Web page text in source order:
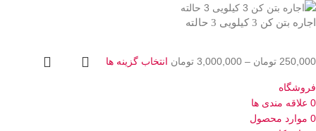
اجاره بتن کن 3 کیلویی 3 حالته
250,000 تومان –
3,000,000 تومان انتخاب گزینه ها
فروشگاه
0 علاقه مندی ها
0 موارد محصول